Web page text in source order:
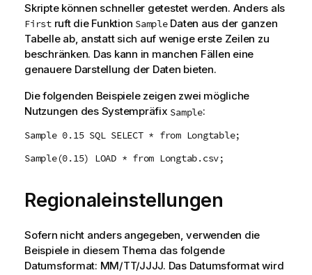
Skripte können schneller getestet werden. Anders als
Firstruft die Funktion SampleDaten aus der ganzen
Tabelle ab, anstatt sich auf wenige erste Zeilen zu
beschränken. Das kann in manchen Fällen eine
genauere Darstellung der Daten bieten.
Die folgenden Beispiele zeigen zwei mögliche
Nutzungen des Systempräfix Sample:
Sample 0.15 SQL SELECT * from Longtable;
Sample(0.15) LOAD * from Longtab.csv;
Regionaleinstellungen
Sofern nicht anders angegeben, verwenden die
Beispiele in diesem Thema das folgende
Datumsformat: MM/TT/JJJJ. Das Datumsformat wird